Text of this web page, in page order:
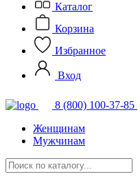
Каталог
Корзина
Избранное
Вход
8 (800) 100-37-85
Женщинам
Мужчинам